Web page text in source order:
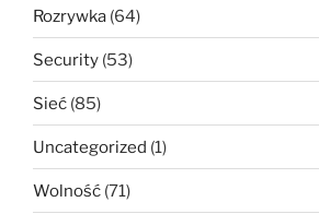
Rozrywka (64)
Security (53)
Sieć (85)
Uncategorized (1)
Wolność (71)